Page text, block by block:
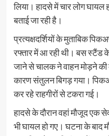
लिया। हादसे में चार लोग घायल
बताई जा रही है।
प्रत्यक्षदर्शियों के मुताबिक
रफ्तार में आ रही थी। बस
जाने से चालक ने वाहन मोड़ने
कारण संतुलन बिगड़ गया।
कर रहे राहगीरों से टकरा गई।
हादसे के दौरान वहां मौजूद एक
भी घायल हो गए। घटना के